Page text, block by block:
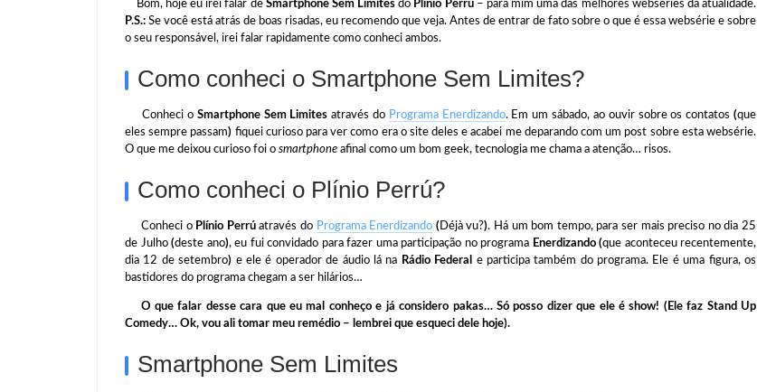
Bom, hoje eu irei falar de Smartphone Sem Limites do Plínio Perrú– para mim uma das melhores webséries da atualidade.
P.S.: Se você está atrás de boas risadas, eu recomendo que veja. Antes de entrar de fato sobre o que é essa websérie e sobre
o seu responsável, irei falar rapidamente como conheci ambos.
Como conheci o Smartphone Sem Limites?
Conheci o Smartphone Sem Limites através do Programa Enerdizando. Em um sábado, ao ouvir sobre os contatos(que
eles sempre passam) fiquei curioso para ver como era o site deles e acabei me deparando com um post sobre esta websérie.
O que me deixou curioso foi o smartphone afinal como um bom geek, tecnologia me chama a atenção… risos.
Como conheci o Plínio Perrú?
Conheci o Plínio Perrúatravés do Programa Enerdizando (Déjà vu?). Há um bom tempo, para ser mais preciso no dia 25
de Julho (deste ano), eu fui convidado para fazer uma participação no programa Enerdizando (que aconteceu recentemente,
dia 12 de setembro) e ele é operador de áudio lá na Rádio Federal
e participa também do programa. Ele é uma figura, os
bastidores do programa chegam a ser hilários…
O que falar desse cara que eu mal conheço e já considero pakas… Só posso dizer que ele é show! (Ele faz Stand Up
Comedy… Ok, vou ali tomar meu remédio – lembrei que esqueci dele hoje).
Smartphone Sem Limites